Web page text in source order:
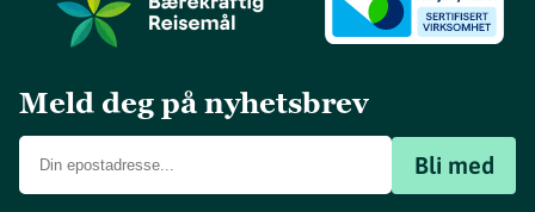
Meld deg på nyhetsbrev
Bli med